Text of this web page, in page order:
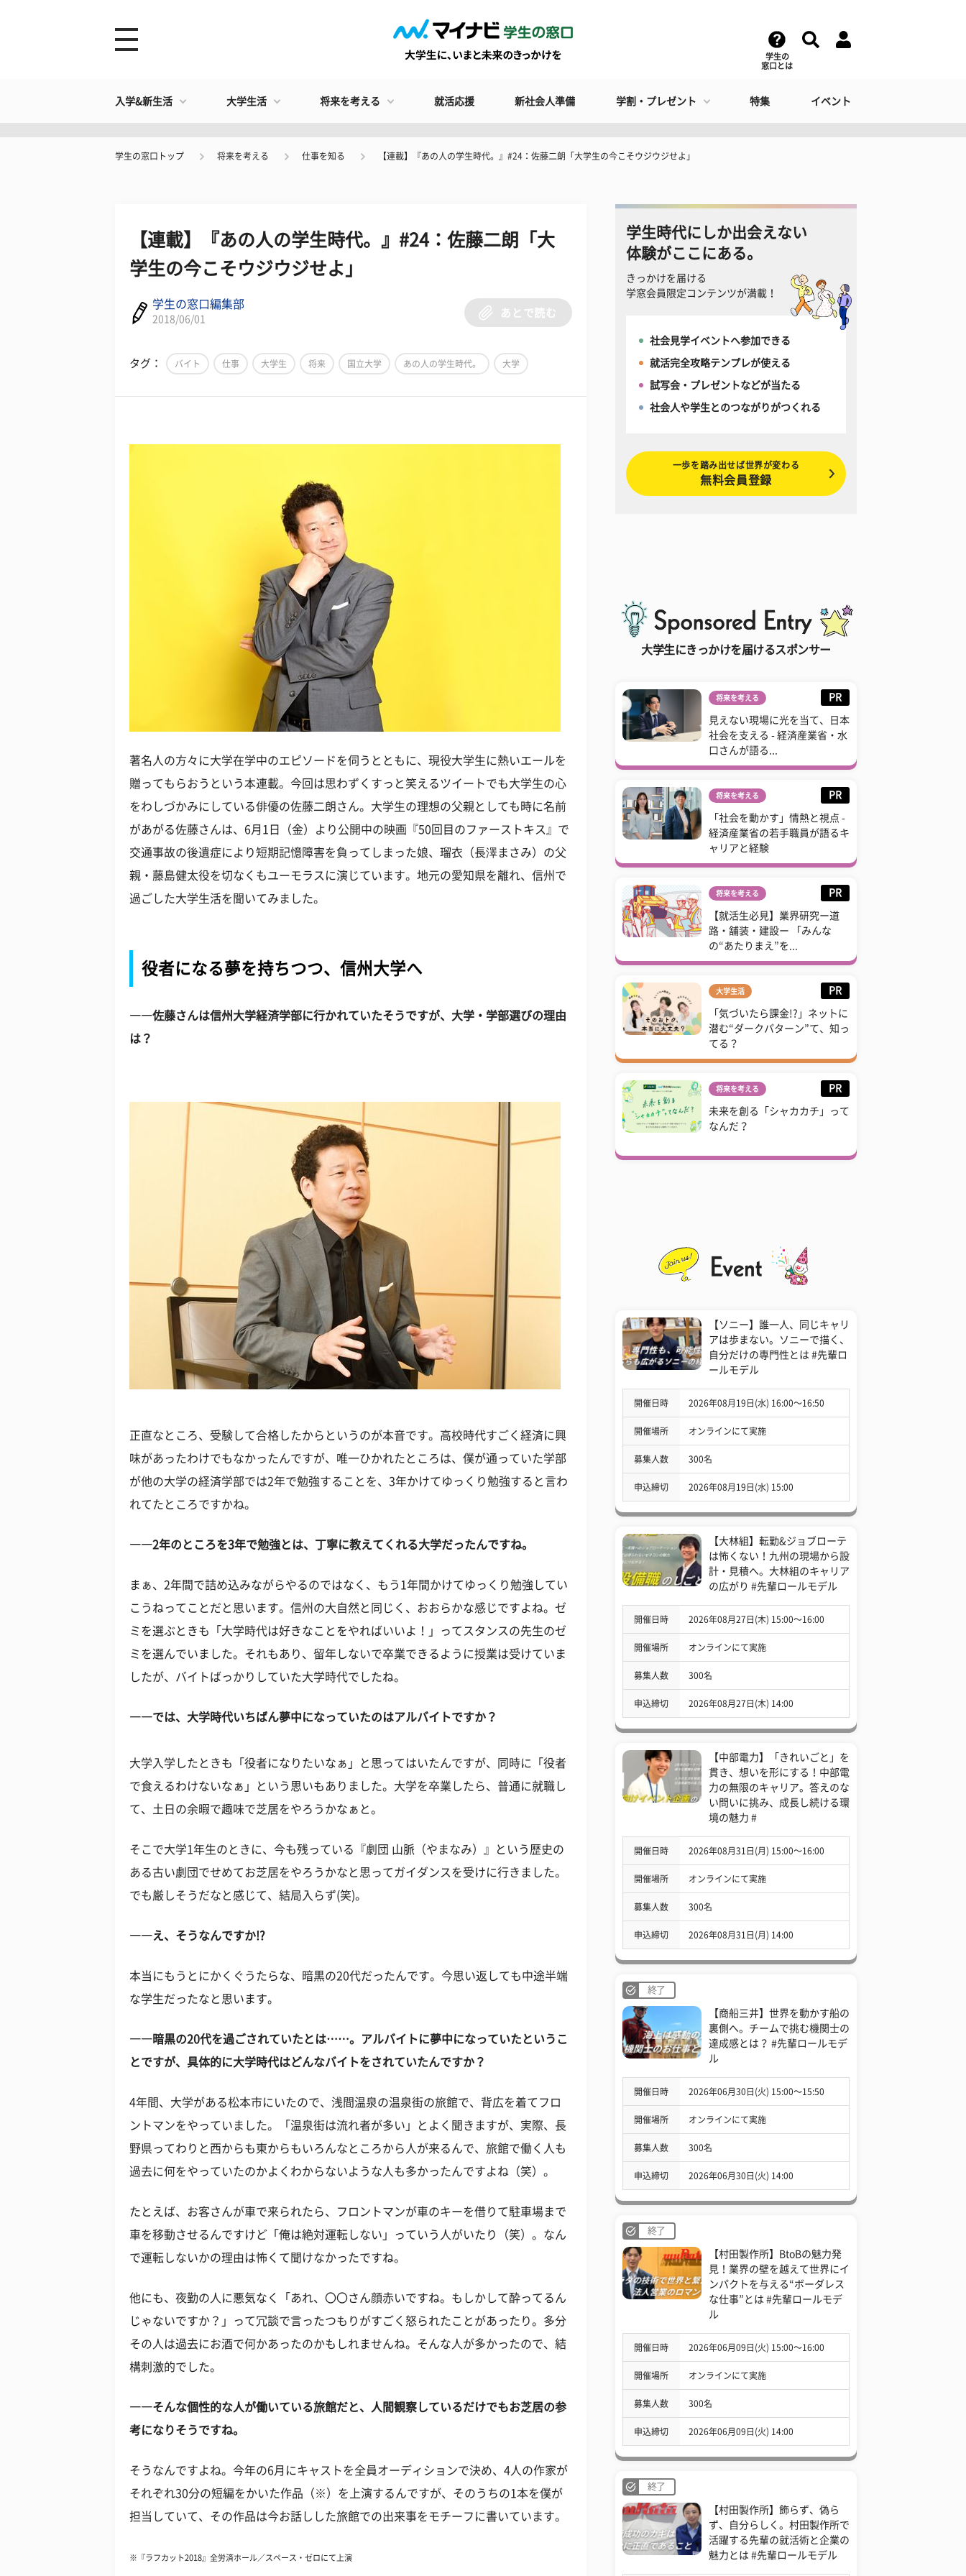
学生の
窓口とは
入学&新生活 大学生活 将来を考える 就活応援 新社会人準備 学割・プレゼント 特集 イベント
学生の窓口トップ 将来を考える 仕事を知る 【連載】『あの人の学生時代。』#24：佐藤二朗「大学生の今こそウジウジせよ」
【連載】『あの人の学生時代。』#24：佐藤二朗「大
学生の今こそウジウジせよ」
学生の窓口編集部
2018/06/01
あとで読む
タグ： バイト 仕事 大学生 将来 国立大学 あの人の学生時代。 大学
著名人の方々に大学在学中のエピソードを伺うとともに、現役大学生に熱いエールを
贈ってもらおうという本連載。今回は思わずくすっと笑えるツイートでも大学生の心
をわしづかみにしている俳優の佐藤二朗さん。大学生の理想の父親としても時に名前
があがる佐藤さんは、6月1日（金）より公開中の映画『50回目のファーストキス』で
交通事故の後遺症により短期記憶障害を負ってしまった娘、瑠衣（長澤まさみ）の父
親・藤島健太役を切なくもユーモラスに演じています。地元の愛知県を離れ、信州で
過ごした大学生活を聞いてみました。
役者になる夢を持ちつつ、信州大学へ
――佐藤さんは信州大学経済学部に行かれていたそうですが、大学・学部選びの理由
は？
正直なところ、受験して合格したからというのが本音です。高校時代すごく経済に興
味があったわけでもなかったんですが、唯一ひかれたところは、僕が通っていた学部
が他の大学の経済学部では2年で勉強することを、3年かけてゆっくり勉強すると言わ
れてたところですかね。
――2年のところを3年で勉強とは、丁寧に教えてくれる大学だったんですね。
まぁ、2年間で詰め込みながらやるのではなく、もう1年間かけてゆっくり勉強してい
こうねってことだと思います。信州の大自然と同じく、おおらかな感じですよね。ゼ
ミを選ぶときも「大学時代は好きなことをやればいいよ！」ってスタンスの先生のゼ
ミを選んでいました。それもあり、留年しないで卒業できるように授業は受けていま
したが、バイトばっかりしていた大学時代でしたね。
――では、大学時代いちばん夢中になっていたのはアルバイトですか？
大学入学したときも「役者になりたいなぁ」と思ってはいたんですが、同時に「役者
で食えるわけないなぁ」という思いもありました。大学を卒業したら、普通に就職し
て、土日の余暇で趣味で芝居をやろうかなぁと。
そこで大学1年生のときに、今も残っている『劇団 山脈（やまなみ）』という歴史の
ある古い劇団でせめてお芝居をやろうかなと思ってガイダンスを受けに行きました。
でも厳しそうだなと感じて、結局入らず(笑)。
――え、そうなんですか!?
本当にもうとにかくぐうたらな、暗黒の20代だったんです。今思い返しても中途半端
な学生だったなと思います。
――暗黒の20代を過ごされていたとは……。アルバイトに夢中になっていたというこ
とですが、具体的に大学時代はどんなバイトをされていたんですか？
4年間、大学がある松本市にいたので、浅間温泉の温泉街の旅館で、背広を着てフロ
ントマンをやっていました。「温泉街は流れ者が多い」とよく聞きますが、実際、長
野県ってわりと西からも東からもいろんなところから人が来るんで、旅館で働く人も
過去に何をやっていたのかよくわからないような人も多かったんですよね（笑）。
たとえば、お客さんが車で来られたら、フロントマンが車のキーを借りて駐車場まで
車を移動させるんですけど「俺は絶対運転しない」っていう人がいたり（笑）。なん
で運転しないかの理由は怖くて聞けなかったですね。
他にも、夜勤の人に悪気なく「あれ、〇〇さん顔赤いですね。もしかして酔ってるん
じゃないですか？」って冗談で言ったつもりがすごく怒られたことがあったり。多分
その人は過去にお酒で何かあったのかもしれませんね。そんな人が多かったので、結
構刺激的でした。
――そんな個性的な人が働いている旅館だと、人間観察しているだけでもお芝居の参
考になりそうですね。
そうなんですよね。今年の6月にキャストを全員オーディションで決め、4人の作家が
それぞれ30分の短編をかいた作品（※）を上演するんですが、そのうちの1本を僕が
担当していて、その作品は今お話しした旅館での出来事をモチーフに書いています。
※『ラフカット2018』全労済ホール／スペース・ゼロにて上演
学生時代にしか出会えない
体験がここにある。
きっかけを届ける
学窓会員限定コンテンツが満載！
社会見学イベントへ参加できる
就活完全攻略テンプレが使える
試写会・プレゼントなどが当たる
社会人や学生とのつながりがつくれる
一歩を踏み出せば世界が変わる
無料会員登録
大学生にきっかけを届けるスポンサー
将来を考える PR
見えない現場に光を当て、日本
社会を支える - 経済産業省・水
口さんが語る...
将来を考える PR
「社会を動かす」情熱と視点 -
経済産業省の若手職員が語るキ
ャリアと経験
将来を考える PR
【就活生必見】業界研究ー道
路・舗装・建設ー 「みんな
の“あたりまえ”を...
大学生活 PR
「気づいたら課金!?」ネットに
潜む“ダークパターン”て、知っ
てる？
将来を考える PR
未来を創る「シャカカチ」って
なんだ？
【ソニー】誰一人、同じキャリ
アは歩まない。ソニーで描く、
自分だけの専門性とは #先輩ロ
ールモデル
開催日時 2026年08月19日(水) 16:00〜16:50
開催場所 オンラインにて実施
募集人数 300名
申込締切 2026年08月19日(水) 15:00
【大林組】転勤&ジョブローテ
は怖くない！九州の現場から設
計・見積へ。大林組のキャリア
の広がり #先輩ロールモデル
開催日時 2026年08月27日(木) 15:00〜16:00
開催場所 オンラインにて実施
募集人数 300名
申込締切 2026年08月27日(木) 14:00
【中部電力】「きれいごと」を
貫き、想いを形にする！中部電
力の無限のキャリア。答えのな
い問いに挑み、成長し続ける環
境の魅力 #
開催日時 2026年08月31日(月) 15:00〜16:00
開催場所 オンラインにて実施
募集人数 300名
申込締切 2026年08月31日(月) 14:00
終了
【商船三井】世界を動かす船の
裏側へ。チームで挑む機関士の
達成感とは？ #先輩ロールモデ
ル
開催日時 2026年06月30日(火) 15:00〜15:50
開催場所 オンラインにて実施
募集人数 300名
申込締切 2026年06月30日(火) 14:00
終了
【村田製作所】BtoBの魅力発
見！業界の壁を越えて世界にイ
ンパクトを与える“ボーダレス
な仕事”とは #先輩ロールモデ
ル
開催日時 2026年06月09日(火) 15:00〜16:00
開催場所 オンラインにて実施
募集人数 300名
申込締切 2026年06月09日(火) 14:00
終了
【村田製作所】飾らず、偽ら
ず、自分らしく。村田製作所で
活躍する先輩の就活術と企業の
魅力とは #先輩ロールモデル